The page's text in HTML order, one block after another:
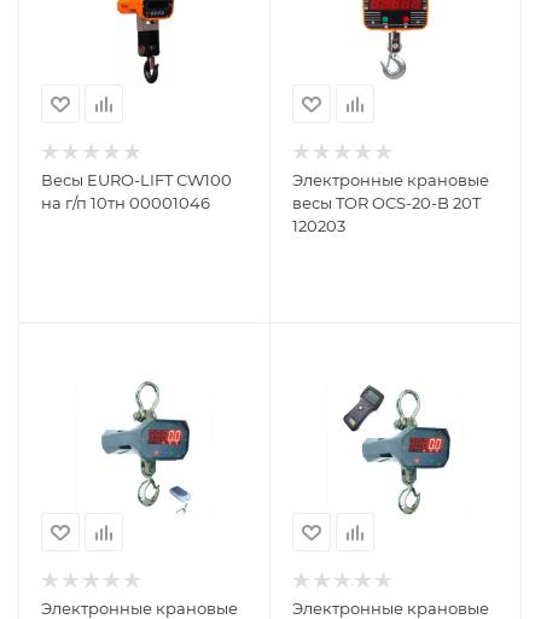
Весы EURO-LIFT СW100
на г/п 10тн 00001046
Электронные крановые
весы TOR OCS-20-B 20T
120203
Электронные крановые
Электронные крановые